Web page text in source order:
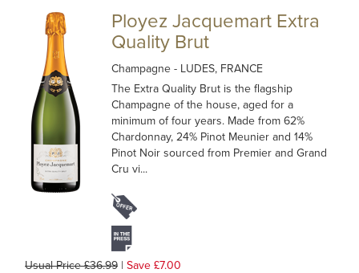
Ployez Jacquemart Extra
Quality Brut
Champagne- LUDES, FRANCE
The Extra Quality Brut is the flagship
Champagne of the house, aged for a
minimum of four years. Made from 62%
Chardonnay, 24% Pinot Meunier and 14%
Pinot Noir sourced from Premier and Grand
Cru vi...
Usual Price £36.99 | Save £7.00